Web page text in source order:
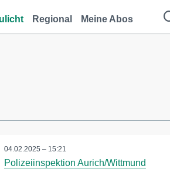
Regional Meine Abos
04.02.2025 – 15:21
Polizeiinspektion Aurich/Wittmund